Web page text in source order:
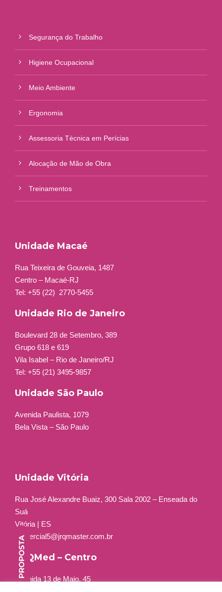
Segurança do Trabalho
Higiene Ocupacional
Meio Ambiente
Ergonomia
Assessoria Técnica em Perícias
Alocação de Mão de Obra
Treinamentos
Unidade Macaé
Rua Teixeira de Gouveia, 1487
Centro – Macaé-RJ
Tel: +55 (22) 2770-5455
Unidade Rio de Janeiro
Boulevard 28 de Setembro, 389
Grupo 618 e 619
Vila Isabel – Rio de Janeiro/RJ
Tel: +55 (21) 3495-9857
Unidade São Paulo
Avenida Paulista, 1079
Bela Vista – São Paulo
Unidade Vitória
Rua José Alexandre Buaiz, 300 Sala 2002 – Enseada do
Suá
Vitória | ES
comercial5@jrqmaster.com.br
JRQMed – Centro
Avenida 13 de Maio, 45